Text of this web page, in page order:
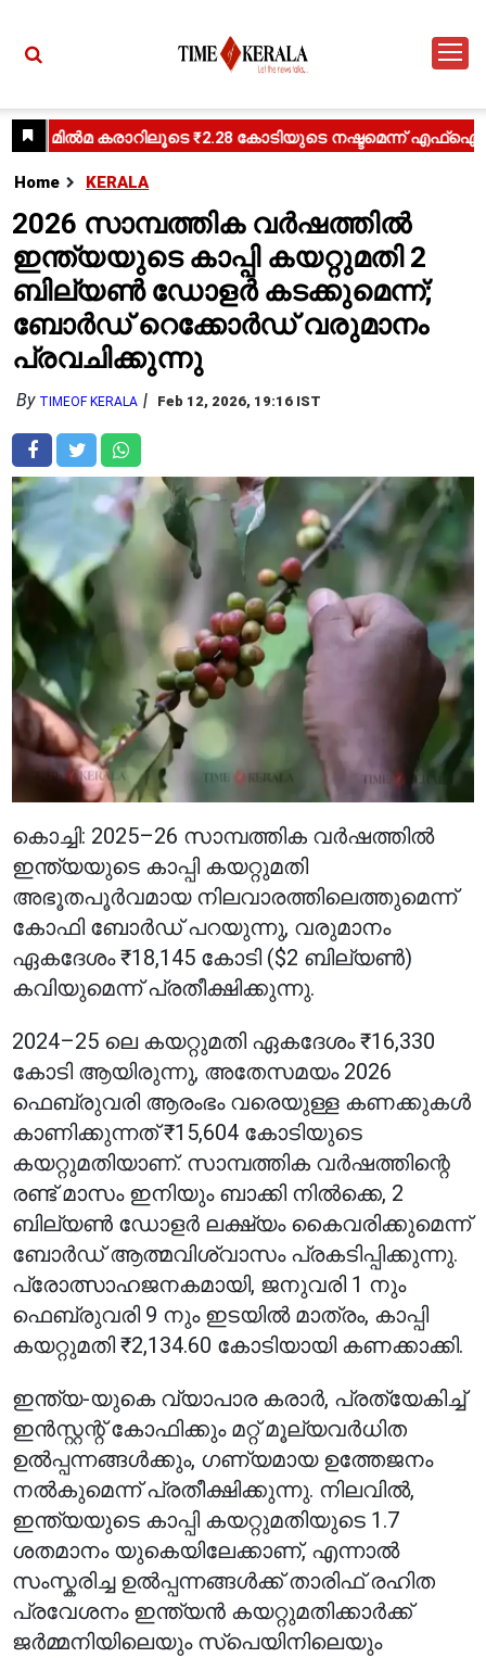
Home KERALA
2026 സാമ്പത്തിക വർഷത്തിൽ
ഇന്ത്യയുടെ കാപ്പി കയറ്റുമതി 2
ബില്യൺ ഡോളർ കടക്കുമെന്ന്;
ബോർഡ് റെക്കോർഡ് വരുമാനം
പ്രവചിക്കുന്നു
By TIMEOF KERALA Feb 12, 2026, 19:16 IST
കൊച്ചി: 2025–26 സാമ്പത്തിക വർഷത്തിൽ
ഇന്ത്യയുടെ കാപ്പി കയറ്റുമതി
അഭൂതപൂർവമായ നിലവാരത്തിലെത്തുമെന്ന്
കോഫി ബോർഡ് പറയുന്നു, വരുമാനം
ഏകദേശം ₹18,145 കോടി ($2 ബില്യൺ)
കവിയുമെന്ന് പ്രതീക്ഷിക്കുന്നു.
2024–25 ലെ കയറ്റുമതി ഏകദേശം ₹16,330
കോടി ആയിരുന്നു, അതേസമയം 2026
ഫെബ്രുവരി ആരംഭം വരെയുള്ള കണക്കുകൾ
കാണിക്കുന്നത് ₹15,604 കോടിയുടെ
കയറ്റുമതിയാണ്. സാമ്പത്തിക വർഷത്തിന്റെ
രണ്ട് മാസം ഇനിയും ബാക്കി നിൽക്കെ, 2
ബില്യൺ ഡോളർ ലക്ഷ്യം കൈവരിക്കുമെന്ന്
ബോർഡ് ആത്മവിശ്വാസം പ്രകടിപ്പിക്കുന്നു.
പ്രോത്സാഹജനകമായി, ജനുവരി 1 നും
ഫെബ്രുവരി 9 നും ഇടയിൽ മാത്രം, കാപ്പി
കയറ്റുമതി ₹2,134.60 കോടിയായി കണക്കാക്കി.
ഇന്ത്യ-യുകെ വ്യാപാര കരാർ, പ്രത്യേകിച്ച്
ഇൻസ്റ്റന്റ് കോഫിക്കും മറ്റ് മൂല്യവർധിത
ഉൽപ്പന്നങ്ങൾക്കും, ഗണ്യമായ ഉത്തേജനം
നൽകുമെന്ന് പ്രതീക്ഷിക്കുന്നു. നിലവിൽ,
ഇന്ത്യയുടെ കാപ്പി കയറ്റുമതിയുടെ 1.7
ശതമാനം യുകെയിലേക്കാണ്, എന്നാൽ
സംസ്കരിച്ച ഉൽപ്പന്നങ്ങൾക്ക് താരിഫ് രഹിത
പ്രവേശനം ഇന്ത്യൻ കയറ്റുമതിക്കാർക്ക്
ജർമ്മനിയിലെയും സ്പെയിനിലെയും